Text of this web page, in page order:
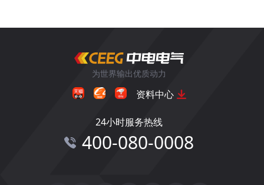
为世界输出优质动力
资料中心
24小时服务热线
400-080-0008